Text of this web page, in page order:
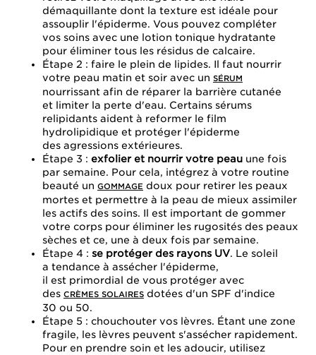
démaquillante dont la texture est idéale pour
assouplir l'épiderme. Vous pouvez compléter
vos soins avec une lotion tonique hydratante
pour éliminer tous les résidus de calcaire.
Étape 2 : faire le plein de lipides. Il faut nourrir
votre peau matin et soir avec un SÉRUM
nourrissant afin de réparer la barrière cutanée
et limiter la perte d'eau. Certains sérums
relipidants aident à reformer le film
hydrolipidique et protéger l'épiderme
des agressions extérieures.
Étape 3 : exfolier et nourrir votre peau une fois
par semaine. Pour cela, intégrez à votre routine
beauté un GOMMAGE doux pour retirer les peaux
mortes et permettre à la peau de mieux assimiler
les actifs des soins. Il est important de gommer
votre corps pour éliminer les rugosités des peaux
sèches et ce, une à deux fois par semaine.
Étape 4 : se protéger des rayons UV. Le soleil
a tendance à assécher l'épiderme,
il est primordial de vous protéger avec
des CRÈMES SOLAIRES dotées d'un SPF d'indice
30 ou 50.
Étape 5 : chouchouter vos lèvres. Étant une zone
fragile, les lèvres peuvent s'assécher rapidement.
Pour en prendre soin et les adoucir, utilisez